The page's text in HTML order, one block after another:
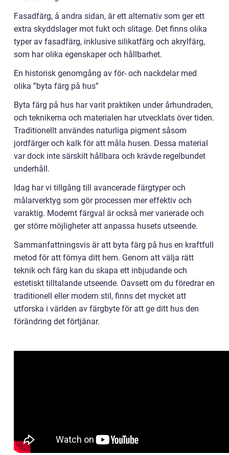
Fasadfärg, å andra sidan, är ett alternativ som ger ett
extra skyddslager mot fukt och slitage. Det finns olika
typer av fasadfärg, inklusive silikatfärg och akrylfärg,
som har olika egenskaper och hållbarhet.
En historisk genomgång av för- och nackdelar med
olika ”byta färg på hus”
Byta färg på hus har varit praktiken under århundraden,
och teknikerna och materialen har utvecklats över tiden.
Traditionellt användes naturliga pigment såsom
jordfärger och kalk för att måla husen. Dessa material
var dock inte särskilt hållbara och krävde regelbundet
underhåll.
Idag har vi tillgång till avancerade färgtyper och
målarverktyg som gör processen mer effektiv och
varaktig. Modernt färgval är också mer varierade och
ger större möjligheter att anpassa husets utseende.
Sammanfattningsvis är att byta färg på hus en kraftfull
metod för att förnya ditt hem. Genom att välja rätt
teknik och färg kan du skapa ett inbjudande och
estetiskt tilltalande utseende. Oavsett om du föredrar en
traditionell eller modern stil, finns det mycket att
utforska i världen av färgbyte för att ge ditt hus den
förändring det förtjänar.